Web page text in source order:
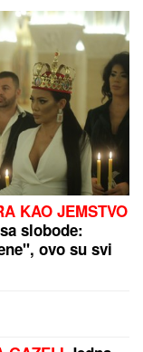
sa
danas
Monterej